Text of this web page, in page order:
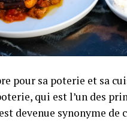
pour sa poterie et sa
qui est l’un des
devenue synonyme